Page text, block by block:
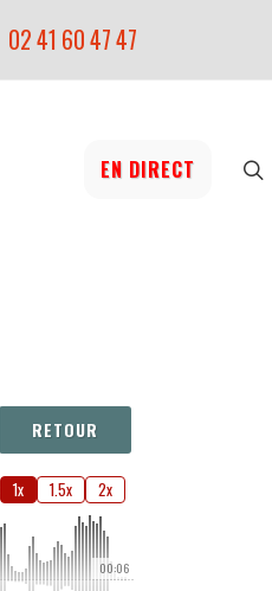
02 41 60 47 47
EN DIRECT
RETOUR
1x 1.5x 2x
00:06